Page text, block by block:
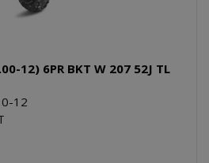
12) 6PR BKT W 207 52J TL
12